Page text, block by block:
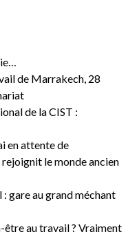
de Marrakech, 28
de la CIST :
en attente de
le monde ancien
gare au grand méchant
être au travail ? Vraiment